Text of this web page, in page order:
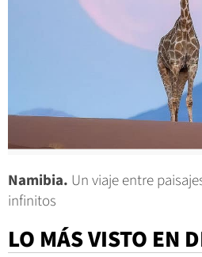
Namibia. Un viaje entre
infinitos
LO MÁS VISTO EN